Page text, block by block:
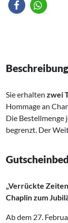
Beschreibung
Sie erhalten zwei
Hommage an
Die Bestellmenge
begrenzt. Der
„Verrückte
Chaplin zum
Ab dem 27.